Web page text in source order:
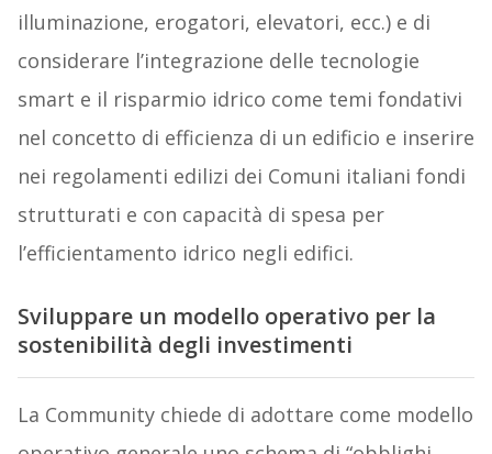
illuminazione, erogatori, elevatori, ecc.) e di
considerare l’integrazione delle tecnologie
smart e il risparmio idrico come temi fondativi
nel concetto di efficienza di un edificio e inserire
nei regolamenti edilizi dei Comuni italiani fondi
strutturati e con capacità di spesa per
l’efficientamento idrico negli edifici.
Sviluppare un modello operativo per la
sostenibilità degli investimenti
La Community chiede di adottare come modello